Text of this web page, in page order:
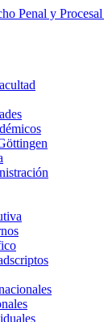
Penal y